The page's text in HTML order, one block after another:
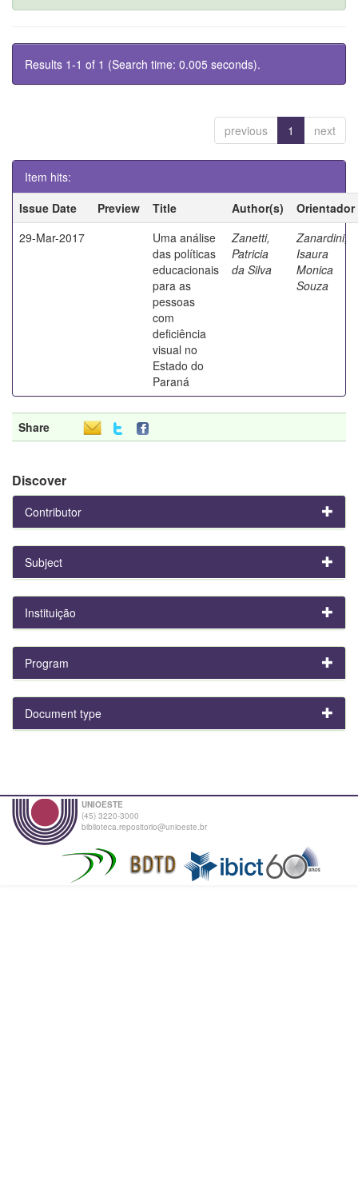
Results 1-1 of 1 (Search time: 0.005 seconds).
previous 1 next
Item hits:
Issue Date
Preview Title Author(s)
Orientador
29-Mar-2017
Uma análise
das políticas
educacionais
para as
pessoas
com
deficiência
visual no
Estado do
Paraná
Zanetti,
Patricia
da Silva
Zanardini,
Isaura
Monica
Souza
Share
Discover
Contributor
Subject
Instituição
Program
Document type
UNIOESTE
(45) 3220-3000
biblioteca.repositorio@unioeste.br